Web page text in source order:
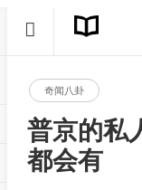
奇闻八卦
普京的私
都会有